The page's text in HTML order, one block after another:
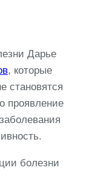
Дарье
, которые
становятся
проявление
болезни